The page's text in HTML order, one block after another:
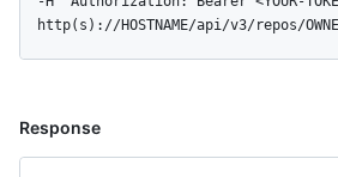
http(s)://HOSTNAME/api/v3/repos/
Response